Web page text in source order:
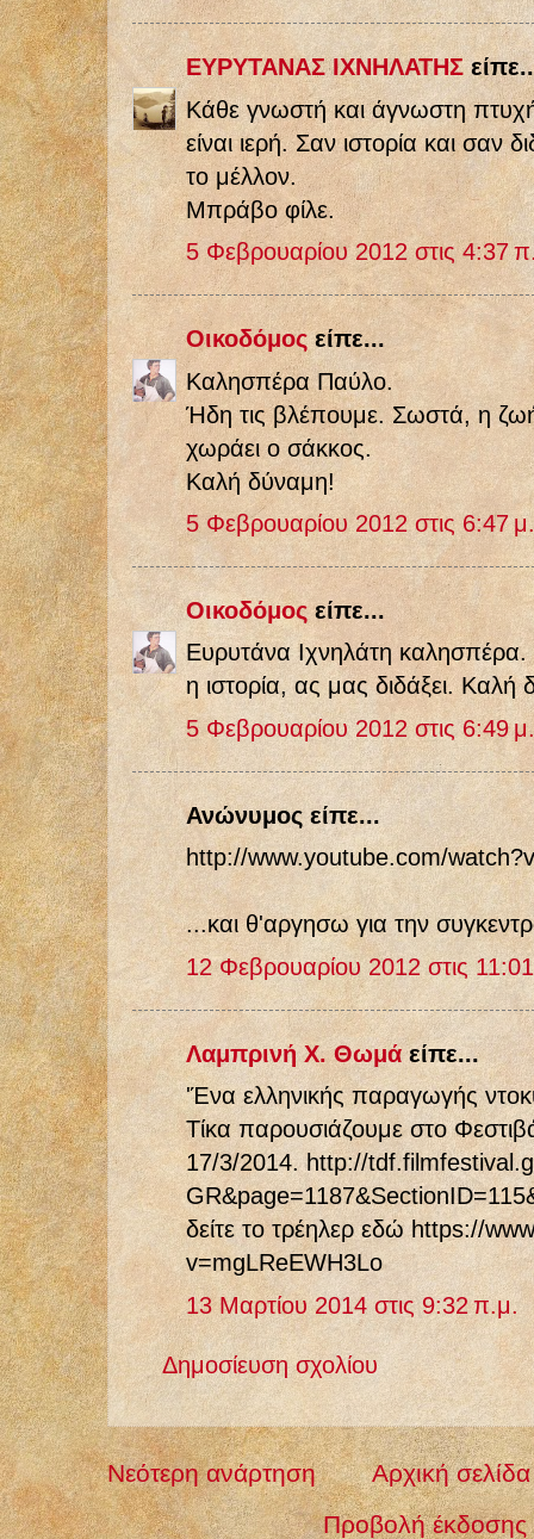
ΕΥΡΥΤΑΝΑΣ ΙΧΝΗΛΑΤΗΣ
Kάθε γνωστή και άγνωστη
είναι ιερή. Σαν ιστορία και σαν
το μέλλον.
Μπράβο φίλε.
5 Φεβρουαρίου 2012 στις 4:37
Οικοδόμοςείπε...
Καλησπέρα Παύλο.
Ήδη τις βλέπουμε. Σωστά, η ζωή
χωράει ο σάκκος.
Καλή δύναμη!
5 Φεβρουαρίου 2012 στις 6:47
Οικοδόμοςείπε...
Ευρυτάνα Ιχνηλάτη
η ιστορία, ας μας διδάξει. Καλή
5 Φεβρουαρίου 2012 στις 6:49
Ανώνυμος είπε...
http://www.youtube.com/
...και θ'αργησω για την
12 Φεβρουαρίου 2012 στις
Λαμπρινή Χ. Θωμάείπε...
'Ένα ελληνικής παραγωγής
Τίκα παρουσιάζουμε στο
17/3/2014. http://
δείτε το τρέηλερ εδώ https://
v=mgLReEWH3Lo
13 Μαρτίου 2014 στις 9:32 π.μ.
Δημοσίευση σχολίου
Νεότερη ανάρτηση
Αρχική σελίδα
Προβολή έκδοσης